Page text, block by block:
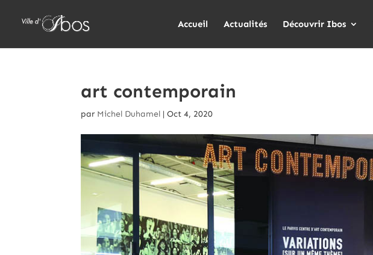
Accueil Actualités Découvrir Ibos
art contemporain
par Michel Duhamel |Oct 4, 2020